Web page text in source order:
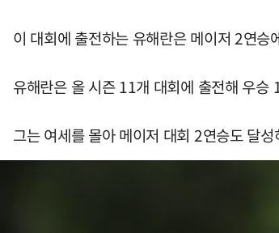
이 대회에 출전하는 유해란은 메이저 2연
유해란은 올 시즌 11개 대회에 출전해 우
그는 여세를 몰아 메이저 대회 2연승도 달